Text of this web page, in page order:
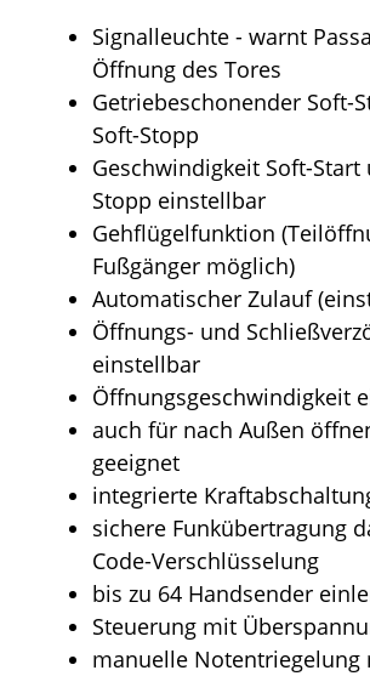
Signalleuchte - warnt
Öffnung des Tores
Getriebeschonender Soft-
Soft-Stopp
Geschwindigkeit Soft-Start
Stopp einstellbar
Gehflügelfunktion
Fußgänger möglich)
Automatischer Zulauf
Öffnungs- und
einstellbar
Öffnungsgeschwindigkeit
auch für nach Außen
geeignet
integrierte
sichere Funkübertragung
Code-Verschlüsselung
bis zu 64 Handsender
Steuerung mit
manuelle Notentriegelung